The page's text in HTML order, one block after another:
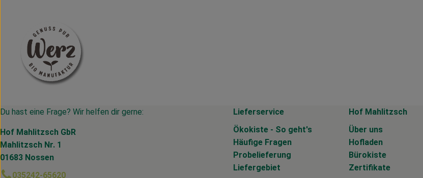
Du hast eine Frage? Wir helfen dir gerne:
Hof Mahlitzsch GbR
Mahlitzsch Nr. 1
01683 Nossen
035242-65620
Lieferservice
Ökokiste - So geht's
Häufige Fragen
Probelieferung
Liefergebiet
Hof Mahlitzsch
Über uns
Hofladen
Bürokiste
Zertifikate